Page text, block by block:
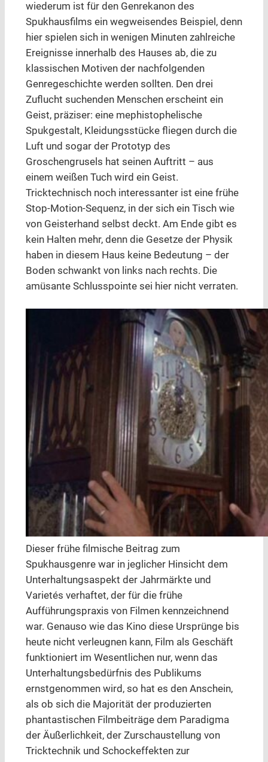
wiederum ist für den Genrekanon des
Spukhausfilms ein wegweisendes Beispiel, denn
hier spielen sich in wenigen Minuten zahlreiche
Ereignisse innerhalb des Hauses ab, die zu
klassischen Motiven der nachfolgenden
Genregeschichte werden sollten. Den drei
Zuflucht suchenden Menschen erscheint ein
Geist, präziser: eine mephistophelische
Spukgestalt, Kleidungsstücke fliegen durch die
Luft und sogar der Prototyp des
Groschengrusels hat seinen Auftritt – aus
einem weißen Tuch wird ein Geist.
Tricktechnisch noch interessanter ist eine frühe
Stop-Motion-Sequenz, in der sich ein Tisch wie
von Geisterhand selbst deckt. Am Ende gibt es
kein Halten mehr, denn die Gesetze der Physik
haben in diesem Haus keine Bedeutung – der
Boden schwankt von links nach rechts. Die
amüsante Schlusspointe sei hier nicht verraten.
Dieser frühe filmische Beitrag zum
Spukhausgenre war in jeglicher Hinsicht dem
Unterhaltungsaspekt der Jahrmärkte und
Varietés verhaftet, der für die frühe
Aufführungspraxis von Filmen kennzeichnend
war. Genauso wie das Kino diese Ursprünge bis
heute nicht verleugnen kann, Film als Geschäft
funktioniert im Wesentlichen nur, wenn das
Unterhaltungsbedürfnis des Publikums
ernstgenommen wird, so hat es den Anschein,
als ob sich die Majorität der produzierten
phantastischen Filmbeiträge dem Paradigma
der Äußerlichkeit, der Zurschaustellung von
Tricktechnik und Schockeffekten zur